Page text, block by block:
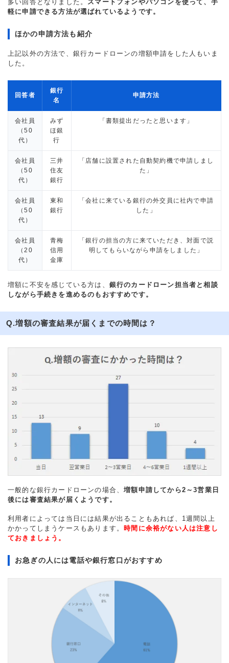
多い回答となりました。 スマートフォンやパソコンを使って、手
軽に申請できる方法が選ばれているようです。
ほかの申請方法も紹介
上記以外の方法で、銀行カードローンの増額申請をした人もいま
した。
回答者
銀行
名
申請方法
会社員
（50
代）
みず
ほ銀
行
「書類提出だったと思います」
会社員
（50
代）
三井
住友
銀行
「店舗に設置された自動契約機で申請しまし
た」
会社員
（50
代）
東和
銀行
「会社に来ている銀行の外交員に社内で申請
した」
会社員
（20
代）
青梅
信用
金庫
「銀行の担当の方に来ていただき、対面で説
明してもらいながら申請をしました」
増額に不安を感じている方は、 銀行のカードローン担当者と相談
しながら手続きを進めるのもおすすめです。
Q.増額の審査結果が届くまでの時間は？
一般的な銀行カードローンの場合、増額申請してから2～3営業日
後には審査結果が届くようです。
利用者によっては当日には結果が出ることもあれば、1週間以上
かかってしまうケースもあります。時間に余裕がない人は注意し
ておきましょう。
お急ぎの人には電話や銀行窓口がおすすめ